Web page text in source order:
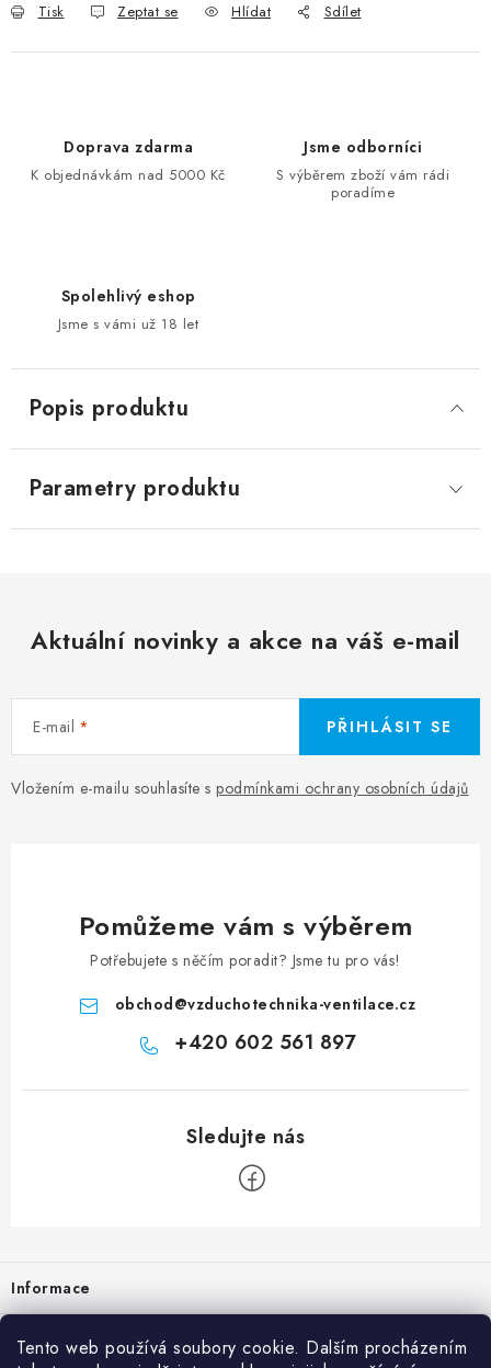
Tento web používá soubory cookie. Dalším procházením
Tisk Zeptat se Hlídat Sdílet
Doprava zdarma
K objednávkám nad 5000 Kč
Jsme odborníci
S výběrem zboží vám rádi
poradíme
Spolehlivý eshop
Jsme s vámi už 18 let
Popis produktu
Parametry produktu
Aktuální novinky a akce na váš e-mail
E-mail
Vložením e-mailu souhlasíte s podmínkami ochrany osobních údajů
PŘIHLÁSIT SE
Pomůžeme vám s výběrem
Potřebujete s něčím poradit? Jsme tu pro vás!
obchod@vzduchotechnika-ventilace.cz
+420 602 561 897
Informace
Prodejna